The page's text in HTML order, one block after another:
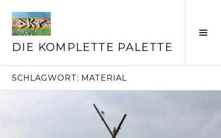
zum
Inhalt
DIE KOMPLETTE PALETTE
SCHLAGWORT: MATERIAL